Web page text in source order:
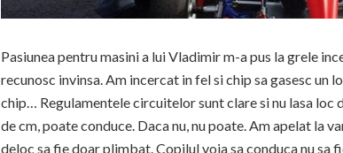
Pasiunea pentru masini a lui Vladimir m-a pus la grele
recunosc invinsa. Am incercat in fel si chip sa gasesc un
chip… Regulamentele circuitelor sunt clare si nu lasa loc
de cm, poate conduce. Daca nu, nu poate. Am apelat la
deloc sa fie doar plimbat. Copilul voia sa conduca nu sa